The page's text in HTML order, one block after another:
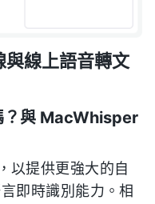
與線上語音轉文
？與 MacWhisper
以提供更強大的自
即時識別能力。相